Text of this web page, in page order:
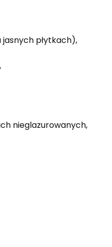
płytkach),
nieglazurowanych,